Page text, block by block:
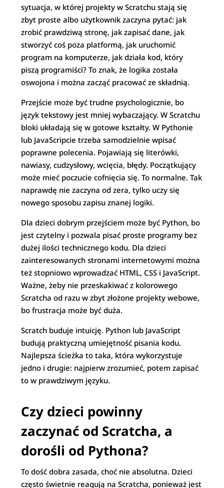
sytuacja, w której projekty w Scratchu stają się
zbyt proste albo użytkownik zaczyna pytać: jak
zrobić prawdziwą stronę, jak zapisać dane, jak
stworzyć coś poza platformą, jak uruchomić
program na komputerze, jak działa kod, który
piszą programiści? To znak, że logika została
oswojona i można zacząć pracować ze składnią.
Przejście może być trudne psychologicznie, bo
język tekstowy jest mniej wybaczający. W Scratchu
bloki układają się w gotowe kształty. W Pythonie
lub JavaScripcie trzeba samodzielnie wpisać
poprawne polecenia. Pojawiają się literówki,
nawiasy, cudzysłowy, wcięcia, błędy. Początkujący
może mieć poczucie cofnięcia się. To normalne. Tak
naprawdę nie zaczyna od zera, tylko uczy się
nowego sposobu zapisu znanej logiki.
Dla dzieci dobrym przejściem może być Python, bo
jest czytelny i pozwala pisać proste programy bez
dużej ilości technicznego kodu. Dla dzieci
zainteresowanych stronami internetowymi można
też stopniowo wprowadzać HTML, CSS i JavaScript.
Ważne, żeby nie przeskakiwać z kolorowego
Scratcha od razu w zbyt złożone projekty webowe,
bo frustracja może być duża.
Scratch buduje intuicję. Python lub JavaScript
budują praktyczną umiejętność pisania kodu.
Najlepsza ścieżka to taka, która wykorzystuje
jedno i drugie: najpierw zrozumieć, potem zapisać
to w prawdziwym języku.
Czy dzieci powinny
zaczynać od Scratcha, a
dorośli od Pythona?
To dość dobra zasada, choć nie absolutna. Dzieci
często świetnie reagują na Scratcha, ponieważ jest